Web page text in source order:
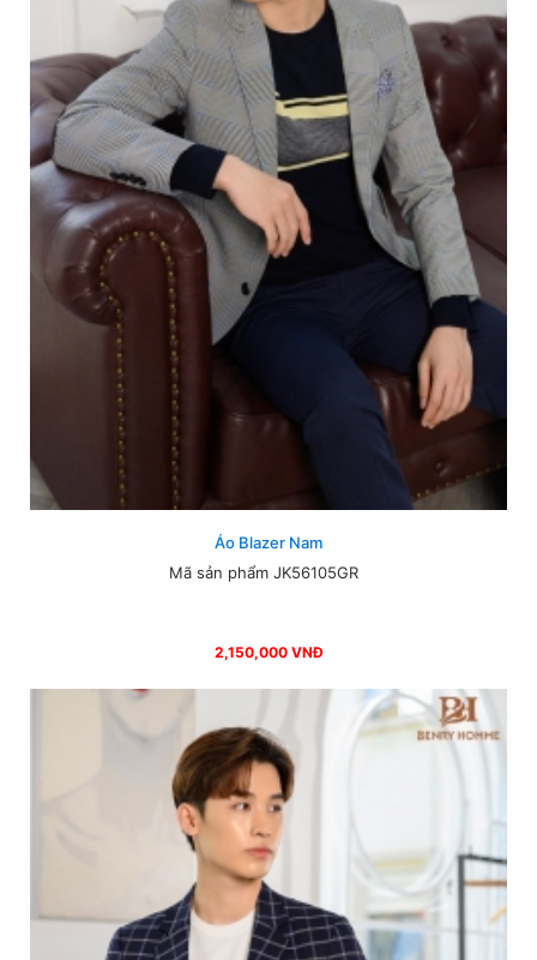
Áo Blazer Nam
Mã sản phẩm JK56105GR
2,150,000 VNĐ